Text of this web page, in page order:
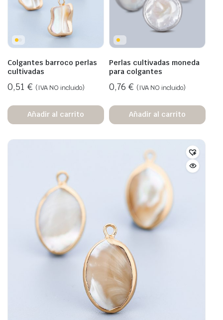
Colgantes barroco perlas
cultivadas
0,51 € (IVA NO incluido)
Añadir al carrito
Perlas cultivadas moneda
para colgantes
0,76 € (IVA NO incluido)
Añadir al carrito